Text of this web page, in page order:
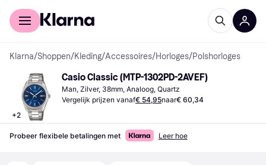
Voor shoppers
Klarna/Shoppen/Kleding/Accessoires/Horloges/Polshorloges
+2
Casio Classic (MTP-1302PD-2AVEF)
Man, Zilver, 38mm, Analoog, Quartz
Vergelijk prijzen vanaf€ 54,95naar€ 60,34
Probeer flexibele betalingen met Leer hoe